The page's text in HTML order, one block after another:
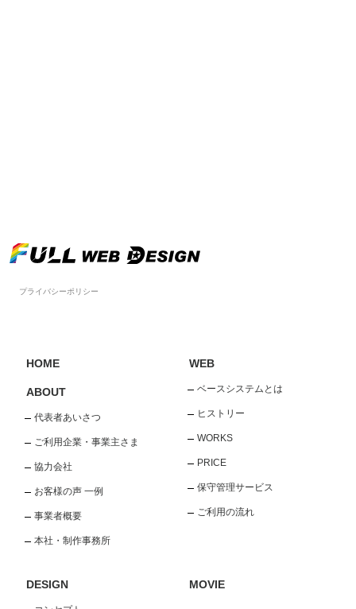
プライバシーポリシー
HOME
ABOUT
代表者あいさつ
ご利用企業・事業主さま
協力会社
お客様の声 一例
事業者概要
本社・制作事務所
WEB
ベースシステムとは
ヒストリー
WORKS
PRICE
保守管理サービス
ご利用の流れ
DESIGN MOVIE